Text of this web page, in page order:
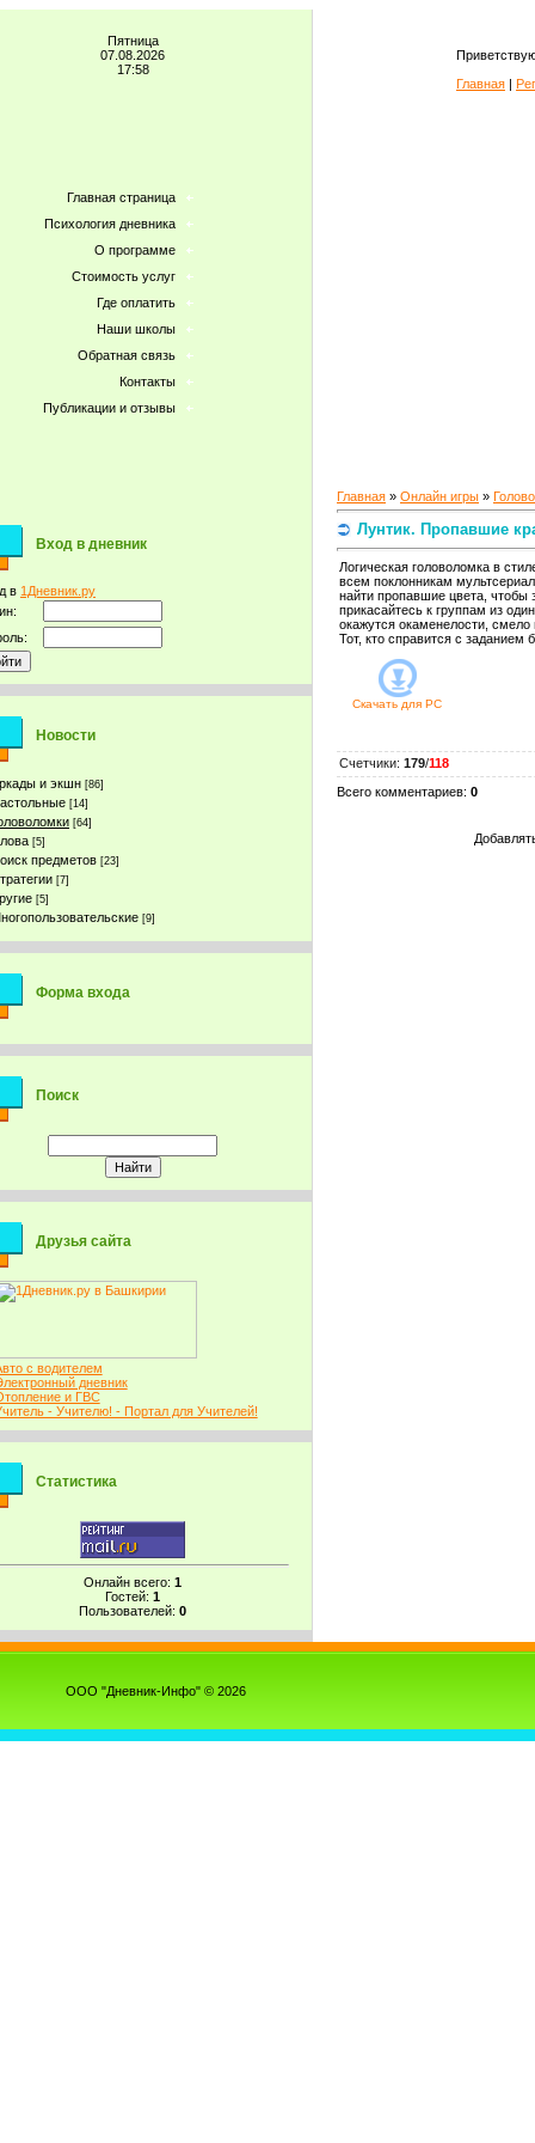
Пятница
07.08.2026
17:58
Главная страница
Психология дневника
О программе
Стоимость услуг
Где оплатить
Наши школы
Обратная связь
Контакты
Публикации и отзывы
Вход в дневник
в 1Дневник.ру
Новости
и экшн [86]
[14]
[64]
[5]
предметов [23]
[7]
[5]
[9]
Форма входа
Поиск
Друзья сайта
с водителем
дневник
и ГВС
- Учителю! - Портал для Учителей!
Статистика
Онлайн всего: 1
Гостей: 1
Пользователей: 0
Главная |
Главная » Онлайн игры »
Лунтик. Пропавшие
Логическая головоломка в
всем поклонникам
найти пропавшие цвета, чтобы
прикасайтесь к группам из
окажутся окаменелости,
Тот, кто справится с заданием
Скачать для PC
Счетчики: 179/118
Всего комментариев: 0
ООО "Дневник-Инфо" © 2026